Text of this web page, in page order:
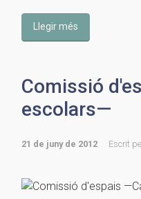
Llegir més
Comissió
escolars—
21 de juny de 2012 Escrit